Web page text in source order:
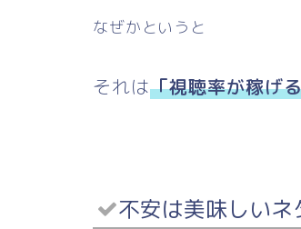
なぜかというと
それは「視聴率が稼げ
不安は美味しいネ